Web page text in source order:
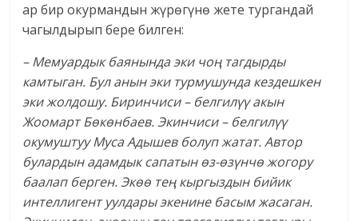
ар бир окурмандын жүрөгүнө жете тургандай
чагылдырып бере билген:
– Мемуардык баянында эки чоң тагдырды
камтыган. Бул анын эки турмушунда кездешкен
эки жолдошу. Биринчиси – белгилүү акын
Жоомарт Бөкөнбаев. Экинчиси – белгилүү
окумуштуу Муса Адышев болуп жатат. Автор
булардын адамдык сапатын өз-өзүнчө жогору
баалап берген. Экөө тең кыргыздын бийик
интеллигент уулдары экенине басым жасаган.